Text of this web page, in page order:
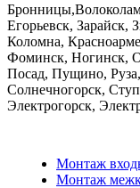
Егорьевск, Зарайск,
Коломна,
Фоминск, Ногинск,
Посад, Пущино,
Солнечногорск,
Электрогорск,
Монтаж
Монтаж